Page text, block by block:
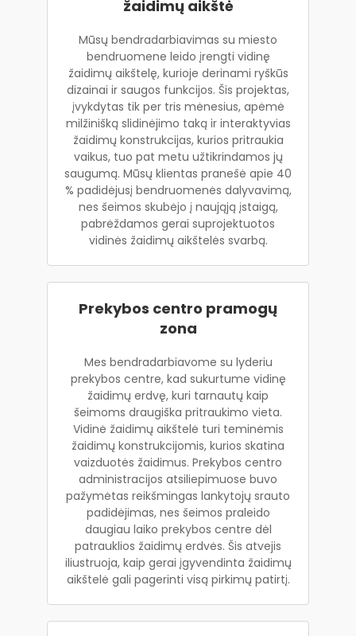
žaidimų aikštė
Mūsų bendradarbiavimas su miesto
bendruomene leido įrengti vidinę
žaidimų aikštelę, kurioje derinami ryškūs
dizainai ir saugos funkcijos. Šis projektas,
įvykdytas tik per tris mėnesius, apėmė
milžinišką slidinėjimo taką ir interaktyvias
žaidimų konstrukcijas, kurios pritraukia
vaikus, tuo pat metu užtikrindamos jų
saugumą. Mūsų klientas pranešė apie 40
% padidėjusį bendruomenės dalyvavimą,
nes šeimos skubėjo į naująją įstaigą,
pabrėždamos gerai suprojektuotos
vidinės žaidimų aikštelės svarbą.
Prekybos centro pramogų
zona
Mes bendradarbiavome su lyderiu
prekybos centre, kad sukurtume vidinę
žaidimų erdvę, kuri tarnautų kaip
šeimoms draugiška pritraukimo vieta.
Vidinė žaidimų aikštelė turi teminėmis
žaidimų konstrukcijomis, kurios skatina
vaizduotės žaidimus. Prekybos centro
administracijos atsiliepimuose buvo
pažymėtas reikšmingas lankytojų srauto
padidėjimas, nes šeimos praleido
daugiau laiko prekybos centre dėl
patrauklios žaidimų erdvės. Šis atvejis
iliustruoja, kaip gerai įgyvendinta žaidimų
aikštelė gali pagerinti visą pirkimų patirtį.